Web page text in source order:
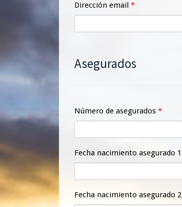
Dirección email *
Asegurados
Número de asegurados *
Fecha nacimiento asegurado 1
Fecha nacimiento asegurado 2